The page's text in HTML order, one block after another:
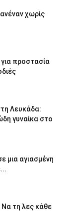
χωρίς
προστασία
Λευκάδα:
γυναίκα στο
μια αγιασμένη
τη λες κάθε